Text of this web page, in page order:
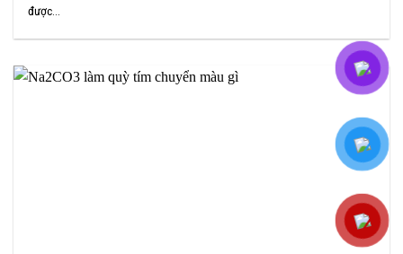
được...